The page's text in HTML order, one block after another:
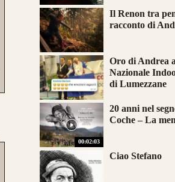
Il Renon tra
racconto di
Oro di Andrea
Nazionale
di Lumezzane
00:02:03
20 anni nel
Coche – La
Ciao Stefano